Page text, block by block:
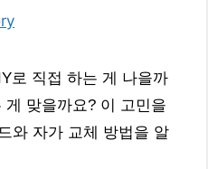
로 직접 하는 게 나을까
맞을까요? 이 고민을
와 자가 교체 방법을 알